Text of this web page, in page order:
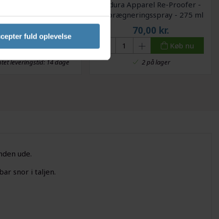
fuld oplevelse
i unisize sort
79,00 kr.
leveringstid: 14 dage
Endura Apparel Re-Proofer -
Imprægneringsspray - 275 ml
- Clear
70,00 kr.
Køb nu
2 på lager
ude.
snor i taljen.